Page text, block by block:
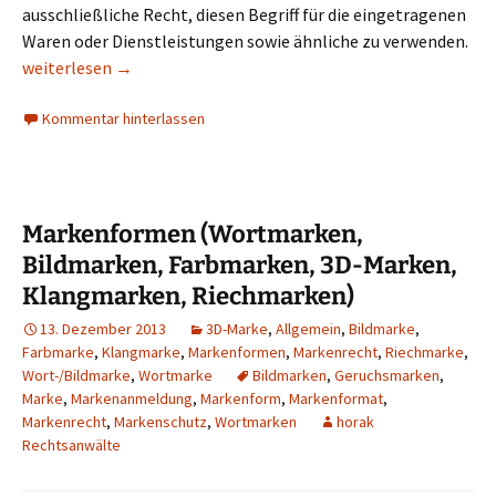
ausschließliche Recht, diesen Begriff für die eingetragenen
Waren oder Dienstleistungen sowie ähnliche zu verwenden.
FAQ zum Markenschutz sowie allgemein zum Markenrecht
weiterlesen →
Kommentar hinterlassen
Markenformen (Wortmarken,
Bildmarken, Farbmarken, 3D-Marken,
Klangmarken, Riechmarken)
13. Dezember 2013 3D-Marke, Allgemein, Bildmarke,
Farbmarke, Klangmarke, Markenformen, Markenrecht, Riechmarke,
Wort-/Bildmarke, Wortmarke Bildmarken, Geruchsmarken,
Marke, Markenanmeldung, Markenform, Markenformat,
Markenrecht, Markenschutz, Wortmarken
horak
Rechtsanwälte